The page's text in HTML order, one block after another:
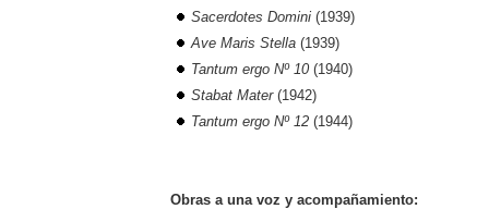
Sacerdotes Domini (1939)
Ave Maris Stella (1939)
Tantum ergo Nº 10 (1940)
Stabat Mater(1942)
Tantum ergo Nº 12 (1944)
Obras a una voz y acompañamiento: